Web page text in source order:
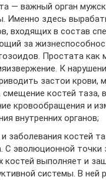
— важный орган
Именно здесь
входящих в состав
за
Простата как
К
застои крови,
смещение костей
кровообращения и
внутренних органов;
заболевания костей
С эволюционной точки
костей выполняет и
системы. В ней